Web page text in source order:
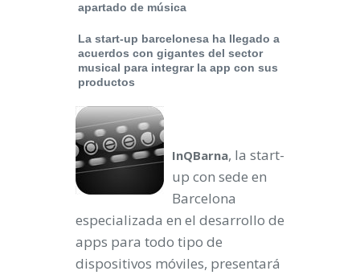
apartado de música
La start-up barcelonesa ha llegado a
acuerdos con gigantes del sector
musical para integrar la app con sus
productos
InQBarna, la start-
up con sede en
Barcelona
especializada en el desarrollo de
apps para todo tipo de
dispositivos móviles, presentará